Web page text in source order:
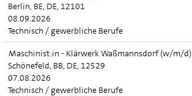
Berlin, BE, DE, 12101
08.09.2026
Technisch / gewerbliche Berufe
Maschinist:in - Klärwerk Waßmannsdorf (w/m/d)
Schönefeld, BB, DE, 12529
07.08.2026
Technisch / gewerbliche Berufe